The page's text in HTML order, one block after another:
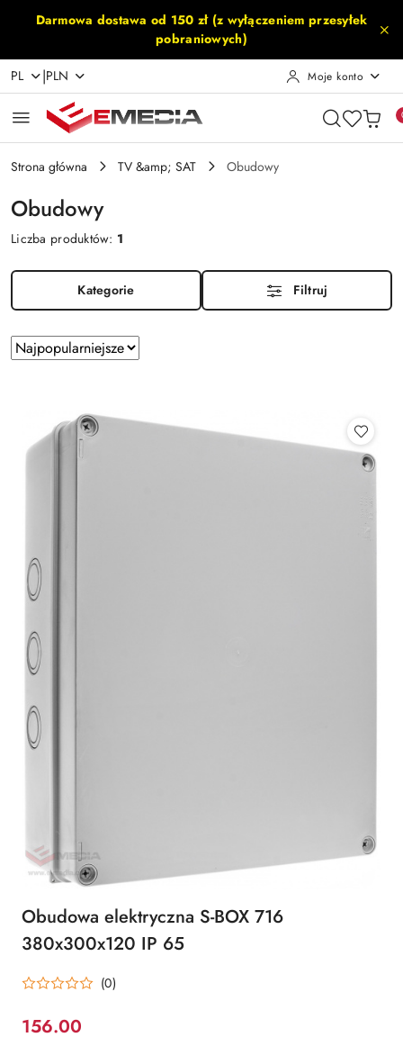
Przejdź do treści głównej
Przejdź do wyszukiwarki
Przejdź do moje konto
Przejdź do menu głównego
Przejdź do stopki
Darmowa dostawa od 150 zł (z wyłączeniem przesyłek
pobraniowych)
PL |PLN Moje konto
Strona główna TV &amp; SAT Obudowy
Obudowy
Liczba produktów: 1
Kategorie Filtruj
Zastosowano
sortowanie:
Sortuj
według
Obudowa elektryczna S-BOX 716
380x300x120 IP 65
(0)
156.00